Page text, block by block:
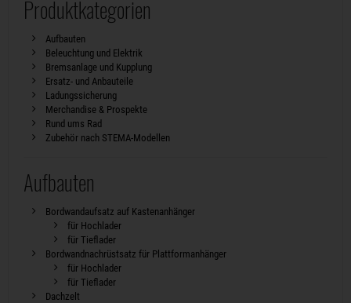
Produktkategorien
Aufbauten
Beleuchtung und Elektrik
Bremsanlage und Kupplung
Ersatz- und Anbauteile
Ladungssicherung
Merchandise & Prospekte
Rund ums Rad
Zubehör nach STEMA-Modellen
Aufbauten
Bordwandaufsatz auf Kastenanhänger
für Hochlader
für Tieflader
Bordwandnachrüstsatz für Plattformanhänger
für Hochlader
für Tieflader
Dachzelt